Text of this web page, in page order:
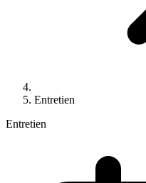
Entretien
Entretien